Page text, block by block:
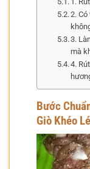
2.
3.
mà
4.
Bước
Giò Khéo